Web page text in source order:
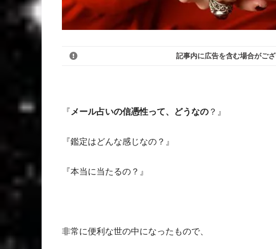
記事内に広告を含む場合がご
『メール占いの信憑性って、どうなの ？』
『鑑定はどんな感じなの？』
『本当に当たるの？』
非常に便利な世の中になったもので、